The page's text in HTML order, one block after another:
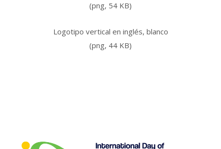
(png, 54 KB)
Logotipo vertical en inglés, blanco
(png, 44 KB)